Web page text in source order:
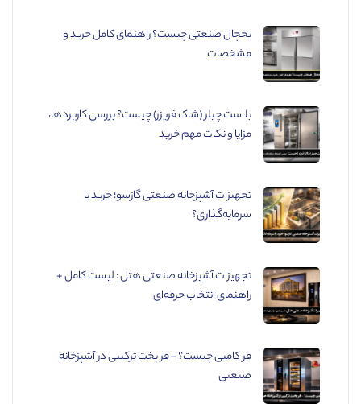
یخچال صنعتی چیست؟ راهنمای کامل خرید و
مشخصات
بلاست چیلر (شاک فریزر) چیست؟ بررسی کاربردها،
مزایا و نکات مهم خرید
تجهیزات آشپزخانه صنعتی گازسو؛ خرید یا
سرمایه‌گذاری؟
تجهیزات آشپزخانه صنعتی هتل : لیست کامل +
راهنمای انتخاب حرفه‌ای
فر کامبی چیست؟ – فر پخت ترکیبی در آشپزخانه
صنعتی